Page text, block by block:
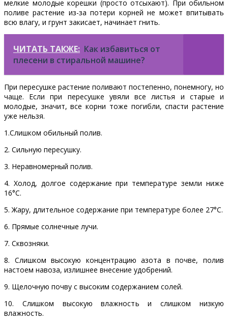
мелкие молодые корешки (просто отсыхают). При обильном
поливе растение из-за потери корней не может впитывать
всю влагу, и грунт закисает, начинает гнить.
ЧИТАТЬ ТАКЖЕ: Как избавиться от
плесени в стиральной машине?
При пересушке растение поливают постепенно, понемногу, но
чаще. Если при пересушке увяли все листья и старые и
молодые, значит, все корни тоже погибли, спасти растение
уже нельзя.
1.Слишком обильный полив.
2. Сильную пересушку.
3. Неравномерный полив.
4. Холод, долгое содержание при температуре земли ниже
16°С.
5. Жару, длительное содержание при температуре более 27°С.
6. Прямые солнечные лучи.
7. Сквозняки.
8. Слишком высокую концентрацию азота в почве, полив
настоем навоза, излишнее внесение удобрений.
9. Щелочную почву с высоким содержанием солей.
10. Слишком высокую влажность и слишком низкую
влажность.